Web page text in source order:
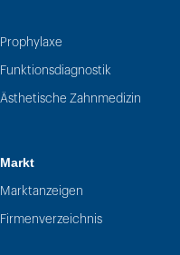
Prophylaxe
Funktionsdiagnostik
Ästhetische Zahnmedizin
Markt
Marktanzeigen
Firmenverzeichnis